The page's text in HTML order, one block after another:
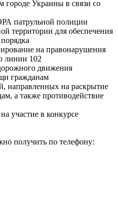
городе Украины в связи со
полиции
территории для обеспечения
на правонарушения
линии 102
движения
гражданам
направленных на раскрытие
а также противодействие
участие в конкурсе
получить по телефону: